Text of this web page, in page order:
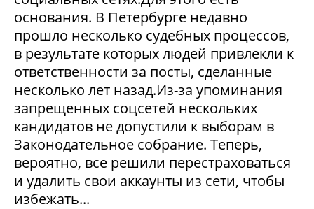
основания. В Петербурге недавно
прошло несколько судебных процессов,
в результате которых людей привлекли к
ответственности за посты, сделанные
несколько лет назад.Из-за упоминания
запрещенных соцсетей нескольких
кандидатов не допустили к выборам в
Законодательное собрание. Теперь,
вероятно, все решили перестраховаться
и удалить свои аккаунты из сети, чтобы
избежать...